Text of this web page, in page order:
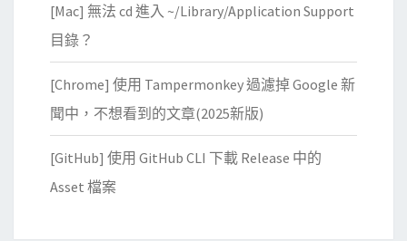
[Mac] 無法 cd 進入 ~/Library/Application Support
目錄？
[Chrome] 使用 Tampermonkey 過濾掉 Google 新
聞中，不想看到的文章(2025新版)
[GitHub] 使用 GitHub CLI 下載 Release 中的
Asset 檔案